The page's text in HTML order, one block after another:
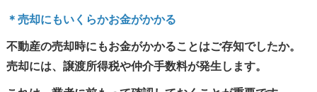
＊売却にもいくらかお金がかかる
不動産の売却時にもお金がかかることはご存知でしたか。
売却には、譲渡所得税や仲介手数料が発生します。